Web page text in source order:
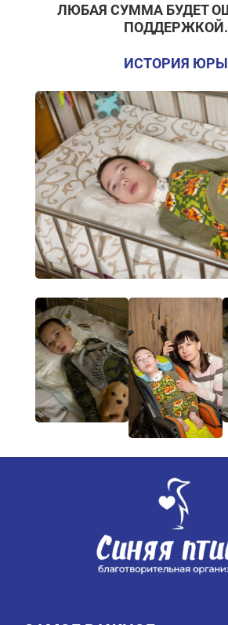
ЛЮБАЯ СУММА БУДЕТ
ПОДДЕРЖКОЙ.
ИСТОРИЯ ЮРЫ